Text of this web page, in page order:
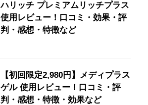
ハリッチ プレミアムリッチプラス
使用レビュー！口コミ・効果・評
判・感想・特徴など
【初回限定2,980円】メディプラス
ゲル 使用レビュー！口コミ・評
判・感想・特徴・効果など